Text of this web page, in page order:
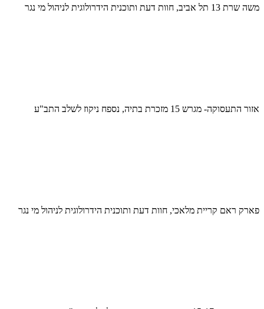
משה שרת 13 תל אביב, חוות דעת ותוכנית הידרולוגית לניהול מי נגר
אזור התעסוקה- מגרש 15 מזכרת בתיה, נספח ניקוז לשלב התב"ע
פארק ראם קריית מלאכי, חוות דעת ותוכנית הידרולוגית לניהול מי נגר